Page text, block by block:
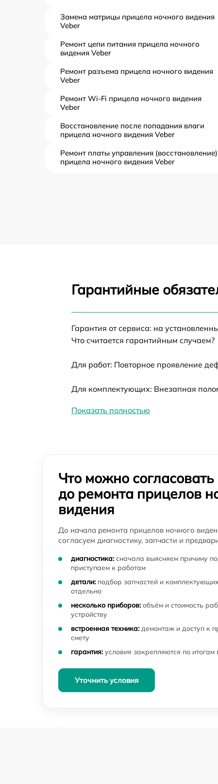
Замена матрицы прицела ночного видения
Veber
Ремонт цепи питания прицела ночного
видения Veber
Ремонт разъема прицела ночного видения
Veber
Ремонт Wi-Fi прицела ночного видения
Veber
Восстановление после попадания влаги
прицела ночного видения Veber
Ремонт платы управления (восстановление)
прицела ночного видения Veber
Замена процессора прицела ночного
видения Veber
Veber
Замена ключей управления прицела
Замена микросхемы логики прицела
устройств прицела ночного видения Veber
Ремонт оптики прицела ночного видения
Восстановление питания прицела ночного
видения Veber
Замена CORE прицела ночного видения
Veber
Ремонт контроллеров прицела ночного
видения Veber
Ремонт электронно-лучевой трубки прицела
ночного видения Veber
Замена объективов с улучшением
Veber
Замена шим контроллера прицела ночного
видения Veber
Замена микросхемы усилителя прицела
ночного видения Veber
Гарантийные
Гарантия от сервиса: на
Что считается гарантийным случаем?
Для работ: Повторное проявление
Для комплектующих: Внезапная
Показать полностью
Что можно согласовать
до ремонта прицелов
видения
До начала ремонта прицелов ночного
согласуем диагностику, запчасти и
диагностика: сначала выясняем причину
приступаем к работам
детали: подбор запчастей и
отдельно
несколько приборов: объём и стоимость
устройству
встроенная техника: демонтаж и доступ к
смету
гарантия: условия закрепляются по
Уточнить условия